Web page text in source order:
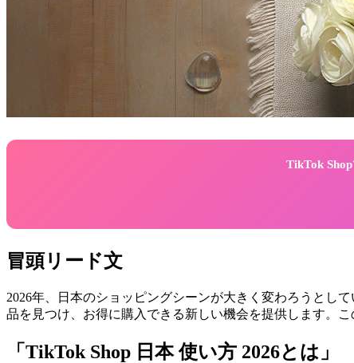
TikTok
冒頭リード文
2026年、日本のショッピングシーンが大きく変わろうとし
品を見つけ、お得に購入できる新しい機会を提供します。
「TikTok Shop 日本 使い方 2026とは」